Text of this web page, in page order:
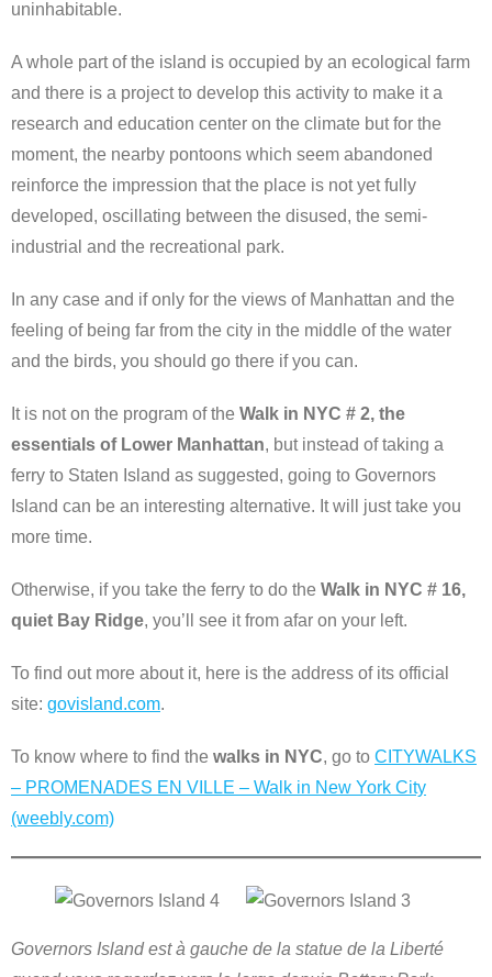
uninhabitable.
A whole part of the island is occupied by an ecological farm
and there is a project to develop this activity to make it a
research and education center on the climate but for the
moment, the nearby pontoons which seem abandoned
reinforce the impression that the place is not yet fully
developed, oscillating between the disused, the semi-
industrial and the recreational park.
In any case and if only for the views of Manhattan and the
feeling of being far from the city in the middle of the water
and the birds, you should go there if you can.
It is not on the program of the Walk in NYC # 2, the
essentials of Lower Manhattan, but instead of taking a
ferry to Staten Island as suggested, going to Governors
Island can be an interesting alternative. It will just take you
more time.
Otherwise, if you take the ferry to do the Walk in NYC # 16,
quiet Bay Ridge, you’ll see it from afar on your left.
To find out more about it, here is the address of its official
site: govisland.com.
To know where to find the walks in NYC, go to CITYWALKS
– PROMENADES EN VILLE – Walk in New York City
(weebly.com)
Governors Island est à gauche de la statue de la Liberté